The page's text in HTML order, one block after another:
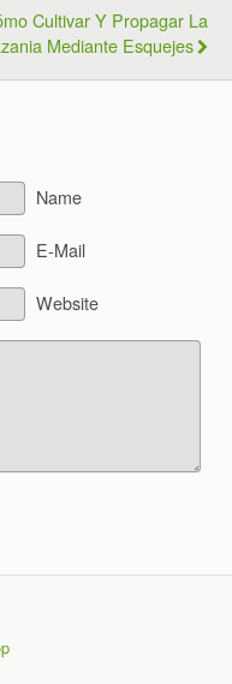
Cultivar Y Propagar La
Mediante Esquejes
Name
E-Mail
Website